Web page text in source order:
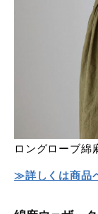
ロングローブ
≫詳しくは商品